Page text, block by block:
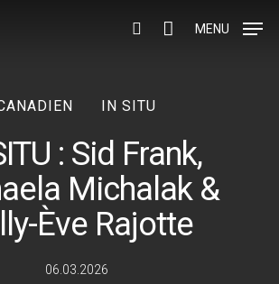
search
MENU
IN SITU
: Sid Frank,
Michalak &
Ève Rajotte
06.03.2026